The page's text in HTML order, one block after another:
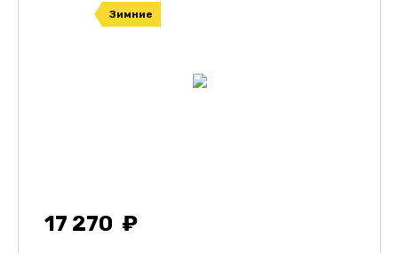
Зимние
17 270